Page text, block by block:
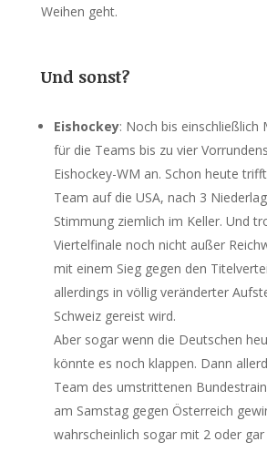
Weihen geht.
Und sonst?
Eishockey: Noch bis einschließlich
für die Teams bis zu vier
Eishockey-WM an. Schon heute
Team auf die USA, nach 3
Stimmung ziemlich im Keller. Und
Viertelfinale noch nicht außer
mit einem Sieg gegen den
allerdings in völlig veränderter
Schweiz gereist wird.
Aber sogar wenn die Deutschen
könnte es noch klappen. Dann
Team des umstrittenen
am Samstag gegen Österreich
wahrscheinlich sogar mit 2 oder